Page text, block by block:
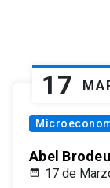
17
Abel
17 de